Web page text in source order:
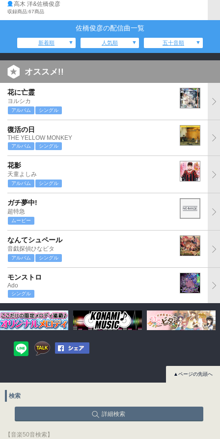
高木 洋&佐橋俊彦
収録商品:67商品
佐橋俊彦の配信曲一覧
新着順 人気順 五十音順
オススメ!!
花に亡霊
ヨルシカ
アルバム シングル
復活の日
THE YELLOW MONKEY
アルバム シングル
花影
天童よしみ
アルバム シングル
ガチ夢中!
超特急
ムービー
なんてシュペール
音戯探偵ひなビタ
アルバム シングル
モンストロ
Ado
シングル
▲ページの先頭へ
検索
詳細検索
【音楽50音検索】